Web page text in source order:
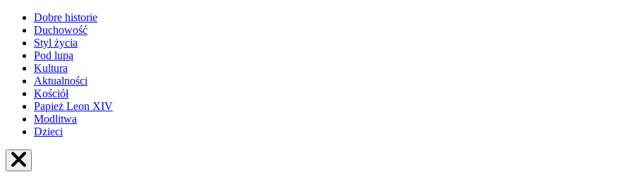
Dobre historie
Duchowość
Styl życia
Pod lupą
Kultura
Aktualności
Kościół
Papież Leon XIV
Modlitwa
Dzieci